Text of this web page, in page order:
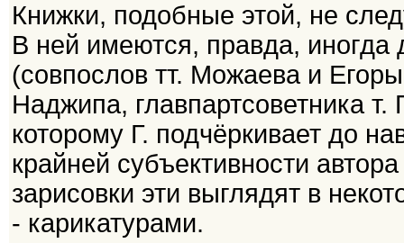
Книжки, подобные этой, не
В ней имеются, правда,
(совпослов тт. Можаева и
Наджипа, главпартсоветника
которому Г. подчёркивает до
крайней субъективности
зарисовки эти выглядят в
- карикатурами.